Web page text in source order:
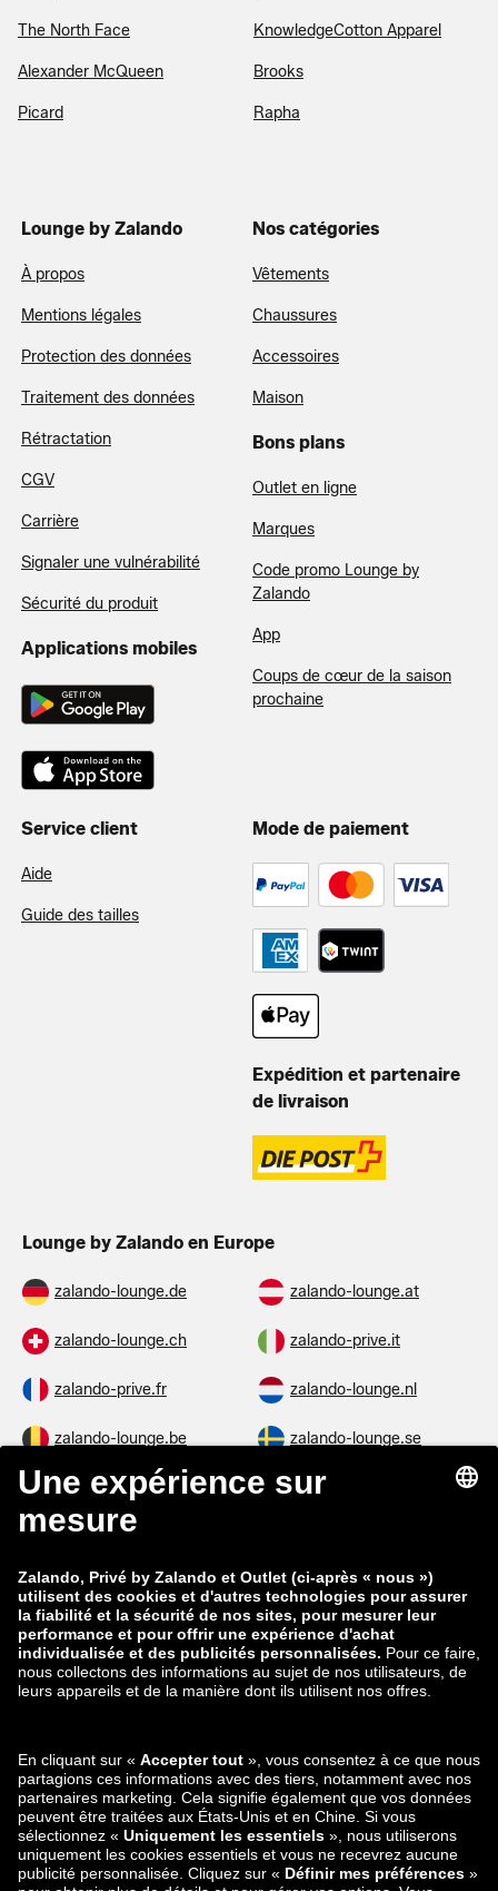
The North Face KnowledgeCotton Apparel
Alexander McQueen Brooks
Picard Rapha
Lounge by Zalando
À propos
Mentions légales
Protection des données
Traitement des données
Rétractation
CGV
Carrière
Signaler une vulnérabilité
Sécurité du produit
Applications mobiles
Nos catégories
Vêtements
Chaussures
Accessoires
Maison
Bons plans
Outlet en ligne
Marques
Code promo Lounge by
Zalando
App
Coups de cœur de la saison
prochaine
Service client
Aide
Guide des tailles
Mode de paiement
Expédition et partenaire
de livraison
Lounge by Zalando en Europe
zalando-lounge.de zalando-lounge.at
zalando-lounge.ch zalando-prive.it
zalando-prive.fr zalando-lounge.nl
zalando-lounge.be zalando-lounge.se
zalando-lounge.fi zalando-lounge.dk
zalando-lounge.co.uk
zalando-prive.es zalando-lounge.cz
zalando-lounge.lt zalando-lounge.sk
zalando-lounge.ro zalando-lounge.hr
zalando-lounge.lu zalando-lounge.ee
zalando-lounge.lv zalando-lounge.no